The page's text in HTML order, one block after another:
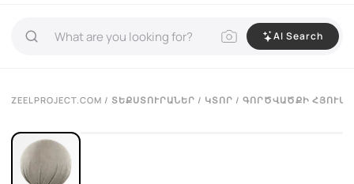
AI Search
ZEELPROJECT.COM / ՏԵՔՍՏՈՒՐԱՆԵՐ / ԿՏՈՐ / ԳՈՐԾՎԱԾՔԻ